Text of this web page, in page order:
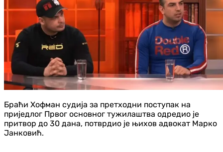
Браћи Хофман судија за претходни поступак на
приједлог Првог основног тужилаштва одредио је
притвор до 30 дана, потврдио је њихов адвокат Марко
Јанковић.